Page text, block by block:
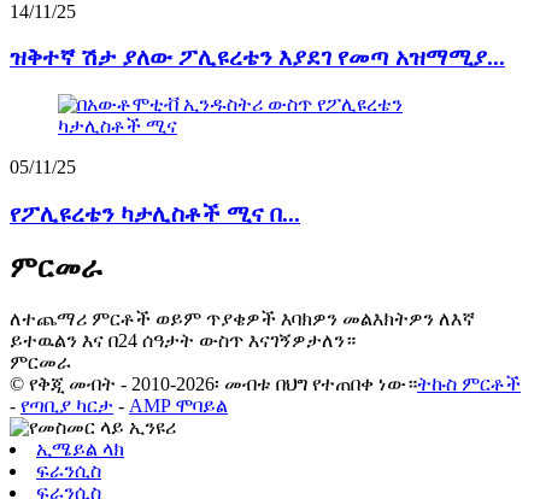
14/11/25
ዝቅተኛ ሽታ ያለው ፖሊዩረቴን እያደገ የመጣ አዝማሚያ...
05/11/25
የፖሊዩረቴን ካታሊስቶች ሚና በ...
ምርመራ
ለተጨማሪ ምርቶች ወይም ጥያቄዎች እባክዎን መልእክትዎን ለእኛ
ይተዉልን እና በ24 ሰዓታት ውስጥ እናገኝዎታለን።
ምርመራ
© የቅጂ መብት - 2010-2026፡ መብቱ በህግ የተጠበቀ ነው።ትኩስ ምርቶች
- የጣቢያ ካርታ - AMP ሞባይል
ኢሜይል ላክ
ፍራንሲስ
ፍራንሲስ